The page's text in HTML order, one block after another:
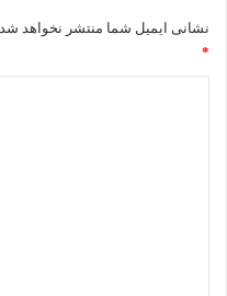
نشانی ایمیل شما منتشر نخواهد شد.
*